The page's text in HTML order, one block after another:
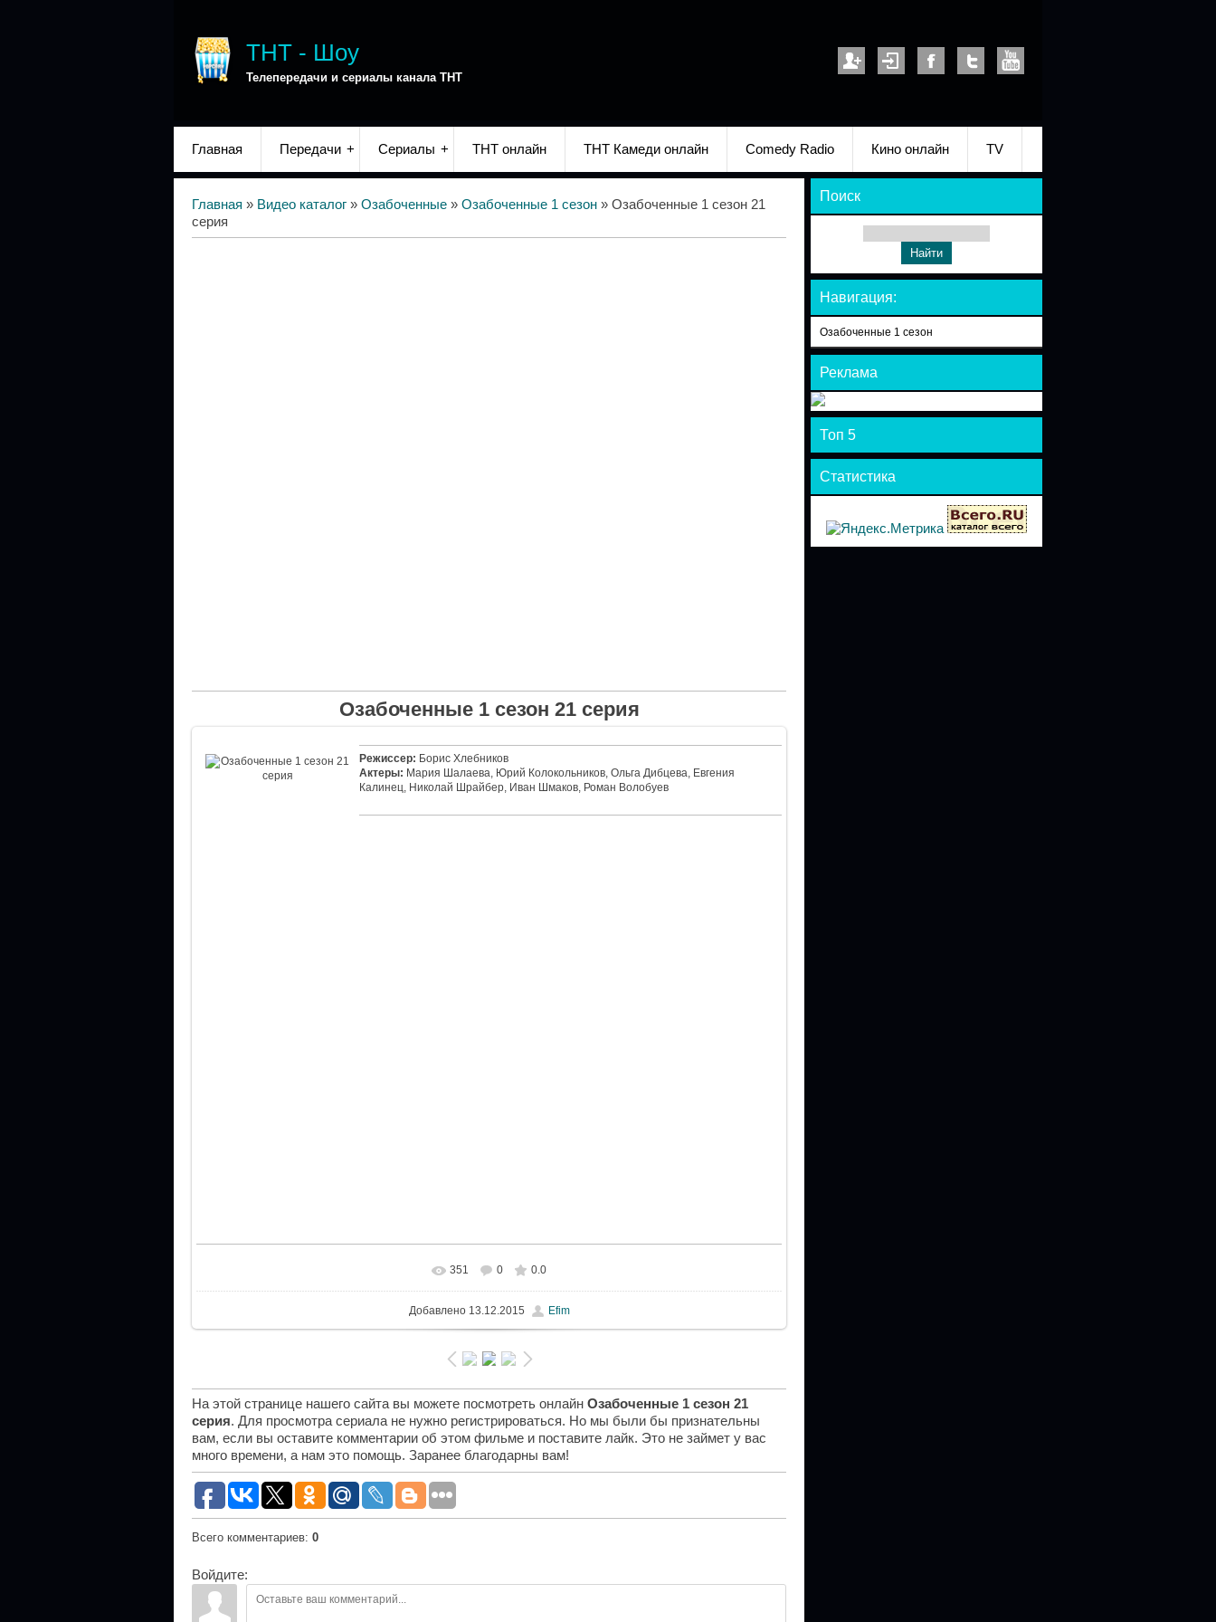
ТНТ - Шоу
Телепередачи и сериалы канала ТНТ
Главная Передачи Сериалы ТНТ онлайн ТНТ Камеди онлайн Comedy Radio Кино онлайн TV
Главная » Видео каталог » Озабоченные » Озабоченные 1 сезон » Озабоченные 1 сезон 21
серия
Озабоченные 1 сезон 21 серия
Режиссер: Борис Хлебников
Актеры: Мария Шалаева, Юрий Колокольников, Ольга Дибцева, Евгения
Калинец, Николай Шрайбер, Иван Шмаков, Роман Волобуев
351 0 0.0
Добавлено13.12.2015 Efim
На этой странице нашего сайта вы можете посмотреть онлайн Озабоченные 1 сезон 21
серия. Для просмотра сериала не нужно регистрироваться. Но мы были бы признательны
вам, если вы оставите комментарии об этом фильме и поставите лайк. Это не займет у вас
много времени, а нам это помощь. Заранее благодарны вам!
Всего комментариев: 0
Войдите:
Поиск
Навигация:
Озабоченные 1 сезон
Реклама
Топ 5
Статистика